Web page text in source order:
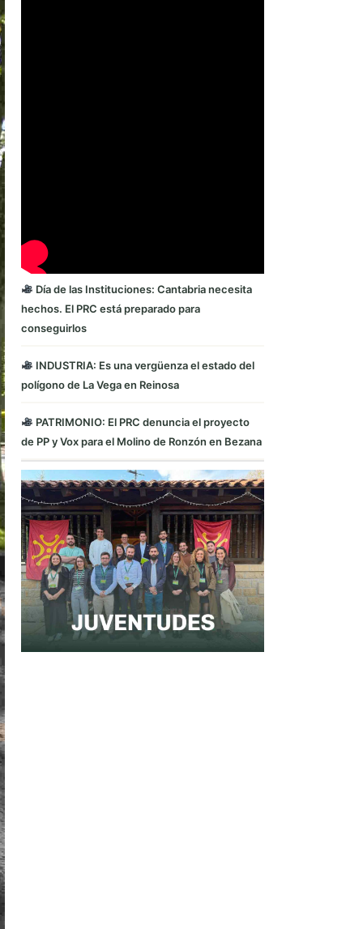
Día de las Instituciones: Cantabria necesita
hechos. El PRC está preparado para
conseguirlos
INDUSTRIA: Es una vergüenza el estado del
polígono de La Vega en Reinosa
PATRIMONIO: El PRC denuncia el proyecto
de PP y Vox para el Molino de Ronzón en Bezana